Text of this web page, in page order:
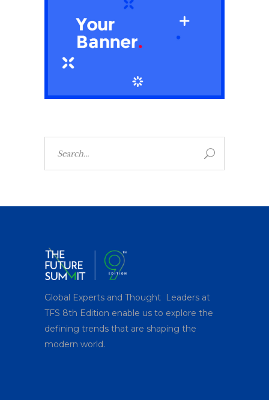
Global Experts and Thought Leaders at
TFS 8th Edition enable us to explore the
defining trends that are shaping the
modern world.